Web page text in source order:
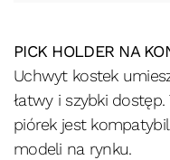
PICK HOLDER NA
Uchwyt kostek
łatwy i szybki
piórek jest
modeli na rynku.